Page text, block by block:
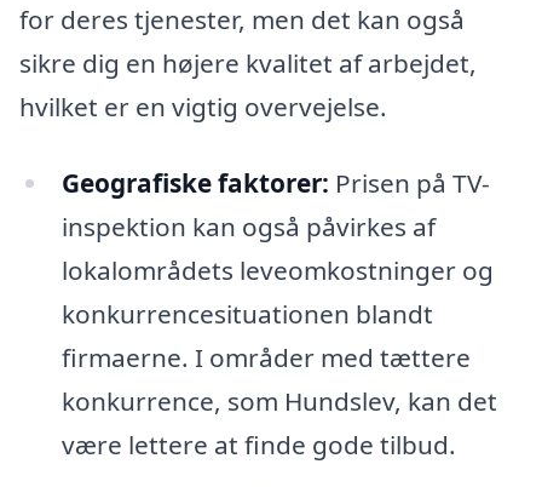
for deres tjenester, men det kan også
sikre dig en højere kvalitet af arbejdet,
hvilket er en vigtig overvejelse.
Geografiske faktorer: Prisen på TV-
inspektion kan også påvirkes af
lokalområdets leveomkostninger og
konkurrencesituationen blandt
firmaerne. I områder med tættere
konkurrence, som Hundslev, kan det
være lettere at finde gode tilbud.